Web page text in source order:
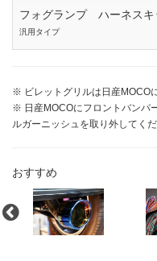
フォグランプ ハーネスキ
汎用タイプ
※ ビレットグリルは日産MOCO
※ 日産MOCOにフロントバンパ
ルガーニッシュを取り外してくだ
おすすめ